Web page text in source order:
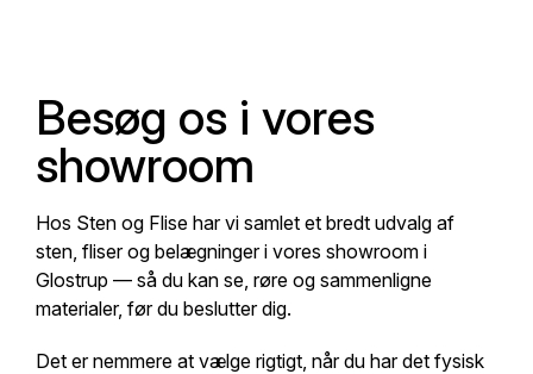
Besøg os i vores
showroom
Hos Sten og Flise har vi samlet et bredt udvalg af
sten, fliser og belægninger i vores showroom i
Glostrup — så du kan se, røre og sammenligne
materialer, før du beslutter dig.
Det er nemmere at vælge rigtigt, når du har det fysisk